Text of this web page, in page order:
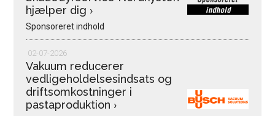
hjælper dig ›
Sponsoreret indhold
02-07-2026
Vakuum reducerer
vedligeholdelsesindsats og
driftsomkostninger i
pastaproduktion ›